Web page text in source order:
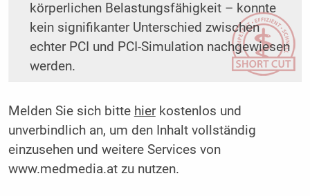
körperlichen Belastungsfähigkeit – konnte
kein signifikanter Unterschied zwischen
echter PCI und PCI-Simulation nachgewiesen
werden.
Melden Sie sich bitte hierkostenlos und
unverbindlich an, um den Inhalt vollständig
einzusehen und weitere Services von
www.medmedia.at zu nutzen.